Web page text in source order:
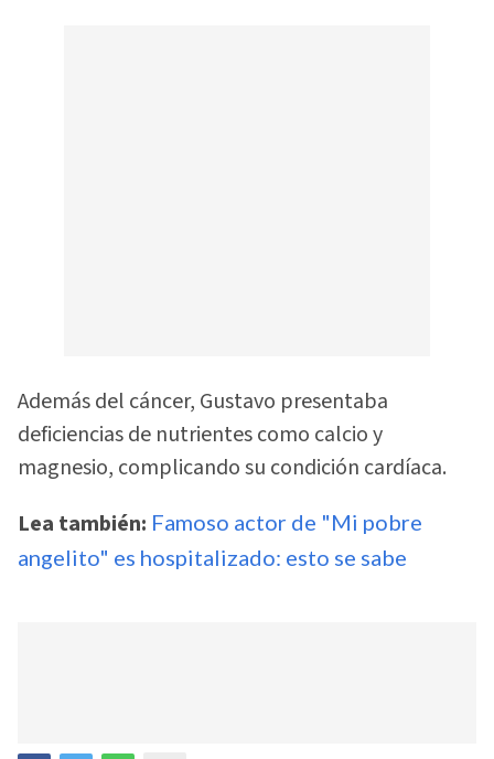
Además del cáncer, Gustavo presentaba
deficiencias de nutrientes como calcio y
magnesio, complicando su condición cardíaca.
Lea también: Famoso actor de "Mi pobre
angelito" es hospitalizado: esto se sabe